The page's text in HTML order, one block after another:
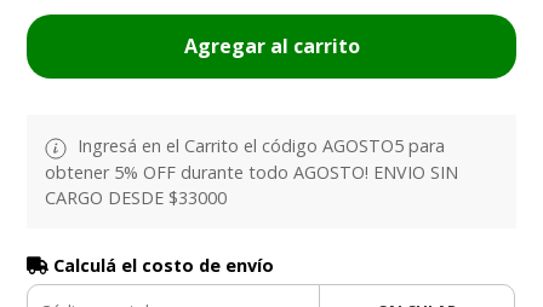
Agregar al carrito
Ingresá en el Carrito el código AGOSTO5 para
obtener 5% OFF durante todo AGOSTO! ENVIO SIN
CARGO DESDE $33000
Calculá el costo de envío